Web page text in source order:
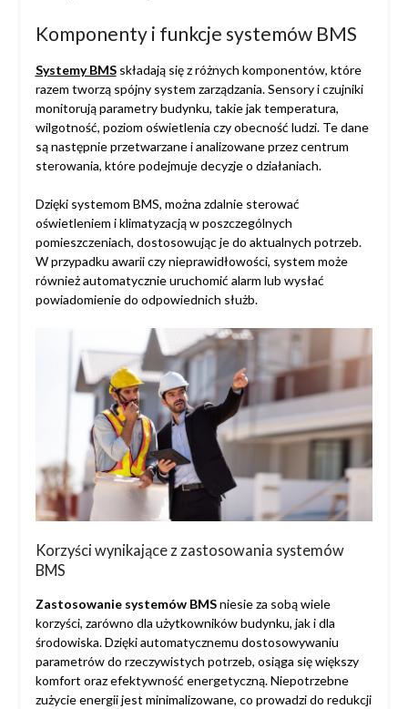
Komponenty i funkcje systemów BMS
Systemy BMSskładają się z różnych komponentów, które
razem tworzą spójny system zarządzania. Sensory i czujniki
monitorują parametry budynku, takie jak temperatura,
wilgotność, poziom oświetlenia czy obecność ludzi. Te dane
są następnie przetwarzane i analizowane przez centrum
sterowania, które podejmuje decyzje o działaniach.
Dzięki systemom BMS, można zdalnie sterować
oświetleniem i klimatyzacją w poszczególnych
pomieszczeniach, dostosowując je do aktualnych potrzeb.
W przypadku awarii czy nieprawidłowości, system może
również automatycznie uruchomić alarm lub wysłać
powiadomienie do odpowiednich służb.
Korzyści wynikające z zastosowania systemów
BMS
Zastosowanie systemów BMSniesie za sobą wiele
korzyści, zarówno dla użytkowników budynku, jak i dla
środowiska. Dzięki automatycznemu dostosowywaniu
parametrów do rzeczywistych potrzeb, osiąga się większy
komfort oraz efektywność energetyczną. Niepotrzebne
zużycie energii jest minimalizowane, co prowadzi do redukcji